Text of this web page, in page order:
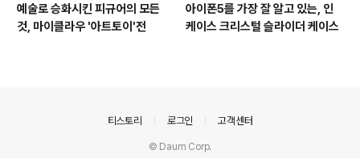
예술로 승화시킨 피규어의 모든
것, 마이클라우 '아트토이'전
아이폰5를 가장 잘 알고 있는, 인
케이스 크리스털 슬라이더 케이스
티스토리 로그인 고객센터
© Daum Corp.